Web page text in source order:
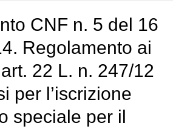
CNF n. 5 del 16
Regolamento ai
22 L. n. 247/12
per l’iscrizione
speciale per il